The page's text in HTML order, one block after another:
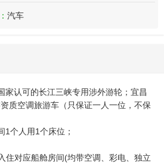
汽车
家认可的长江三峡专用涉外游轮；宜昌
质空调旅游车（只保证一人一位，不保
1个人用1个床位；
住对应船舱房间(均带空调、彩电、独立